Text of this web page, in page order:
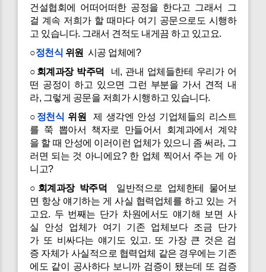
건설협회에 어떠어떠한 공정을 한다고 그래서 그
걸 계속 저희가 할 때마다 여기 공문으로도 시행하
고 있습니다. 그래서 견적도 내게끔 하고 있고요.
○정천식 위원 시공 업체에?
○회계과장 박주덕 네, 관내 업체들한테 우리가 어
떤 공정이 하고 있으면 그런 부분을 가서 견적 내
라, 그렇게 공문을 저희가 시행하고 있습니다.
○ 정천식 위원
제 생각엔 안성 기업체들의 리스트
를 쭉 뽑아서 책자로 만들어서 회계과에서 계약
을 할 때 안성에 이러이런 업체가 있으니 좀 써라, 그
러면 되는 것 아니에요? 한 업체 찍어서 주는 게 아
니고?
○회계과장 박주덕 일반적으로 업체한테 물어보
면 항상 얘기하는 게 사실 협력업체를 하고 있는 거
고요. 두 번째는 단가 차원에서도 얘기해 보면 사
실 안성 업체가 여기 기존 업체보다 조금 단가
가 또 비싸다는 얘기도 있고. 또 가장 큰 것은 검
증 자체가 사실적으로 협력업체 같은 경우에는 기존
에도 같이 공사하다 보니까 검증이 됐는데 또 검증